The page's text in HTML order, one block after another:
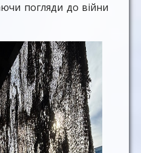
погляди до війни